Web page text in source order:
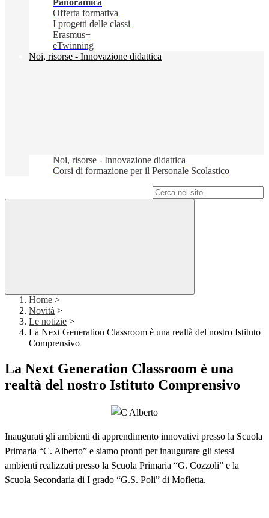
Panoramica
Offerta formativa
I progetti delle classi
Erasmus+
eTwinning
Noi, risorse - Innovazione didattica
Noi, risorse - Innovazione didattica
Corsi di formazione per il Personale Scolastico
Home >
Novità >
Le notizie >
La Next Generation Classroom è una realtà del nostro Istituto
Comprensivo
La Next Generation Classroom è una
realtà del nostro Istituto Comprensivo
Inaugurati gli ambienti di apprendimento innovativi presso la Scuola
Primaria “C. Alberto” e siamo pronti per inaugurare gli stessi
ambienti realizzati presso la Scuola Primaria “G. Cozzoli” e la
Scuola Secondaria di I grado “G.S. Poli” di Mofletta.